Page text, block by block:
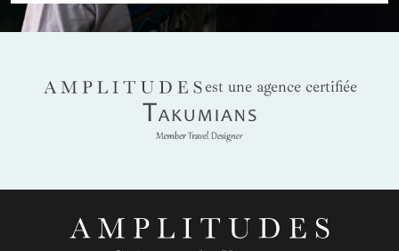
AMPLITUDES
est une agence certifiée
Takumians